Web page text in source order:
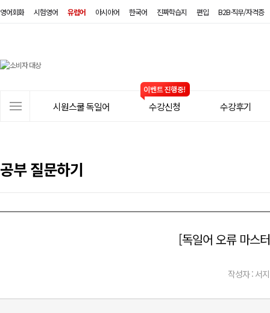
영어회화 시험영어 유럽어 아시아어 한국어 진짜학습지 편입 B2B·직무/자격증
뉴
시원스쿨 독일어 수강신청 수강후기
공부 질문하기
[독일어 오류 마
작성자 : 서